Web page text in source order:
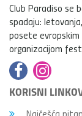
Club Paradiso se
spadaju:
posete
organizacijom
KORISNI